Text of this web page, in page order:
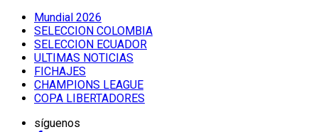
Mundial 2026
SELECCION COLOMBIA
SELECCION ECUADOR
ULTIMAS NOTICIAS
FICHAJES
CHAMPIONS LEAGUE
COPA LIBERTADORES
síguenos